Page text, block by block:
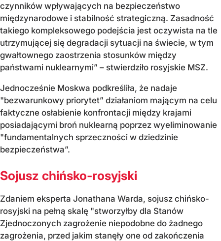
czynników wpływających na bezpieczeństwo
międzynarodowe i stabilność strategiczną. Zasadność
takiego kompleksowego podejścia jest oczywista na tle
utrzymującej się degradacji sytuacji na świecie, w tym
gwałtownego zaostrzenia stosunków między
państwami nuklearnymi” – stwierdziło rosyjskie MSZ.
Jednocześnie Moskwa podkreśliła, że nadaje
"bezwarunkowy priorytet” działaniom mającym na celu
faktyczne osłabienie konfrontacji między krajami
posiadającymi broń nuklearną poprzez wyeliminowanie
"fundamentalnych sprzeczności w dziedzinie
bezpieczeństwa”.
Sojusz chińsko-rosyjski
Zdaniem eksperta Jonathana Warda, sojusz chińsko-
rosyjski na pełną skalę "stworzyłby dla Stanów
Zjednoczonych zagrożenie niepodobne do żadnego
zagrożenia, przed jakim stanęły one od zakończenia